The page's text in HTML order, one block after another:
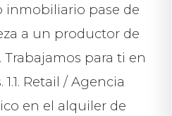
inmobiliario pase de
a un productor de
para ti en
Retail / Agencia
en el alquiler de